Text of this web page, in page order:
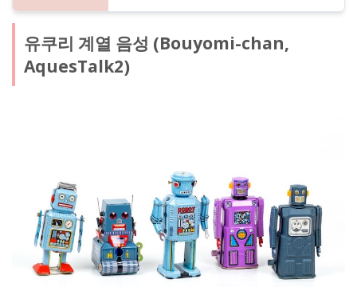
유쿠리 계열 음성 (Bouyomi-chan,
AquesTalk2)